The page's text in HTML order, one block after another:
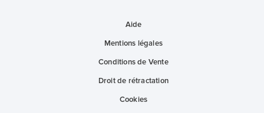
Aide
Mentions légales
Conditions de Vente
Droit de rétractation
Cookies